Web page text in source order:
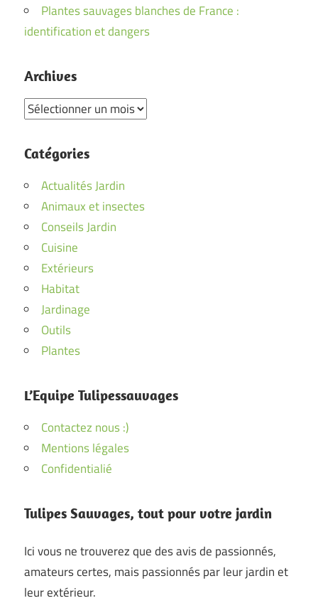
Plantes sauvages blanches de France :
identification et dangers
Archives
Archives
Catégories
Actualités Jardin
Animaux et insectes
Conseils Jardin
Cuisine
Extérieurs
Habitat
Jardinage
Outils
Plantes
L’Equipe Tulipessauvages
Contactez nous :)
Mentions légales
Confidentialié
Tulipes Sauvages, tout pour votre jardin
Ici vous ne trouverez que des avis de passionnés,
amateurs certes, mais passionnés par leur jardin et
leur extérieur.